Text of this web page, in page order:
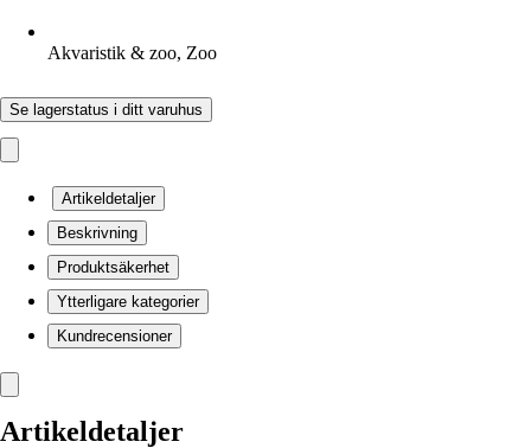
Akvaristik & zoo, Zoo
Se lagerstatus i ditt varuhus
Artikeldetaljer
Beskrivning
Produktsäkerhet
Ytterligare kategorier
Kundrecensioner
Artikeldetaljer